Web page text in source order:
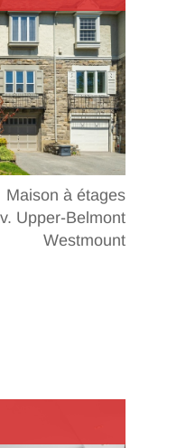
Maison à étages
Upper-Belmont
Westmount